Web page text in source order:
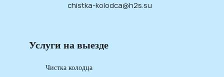
Услуги на выезде
Чистка колодца
chistka-kolodca@h2s.su